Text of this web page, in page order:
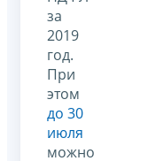
за
2019
год.
При
этом
до 30
июля
можно